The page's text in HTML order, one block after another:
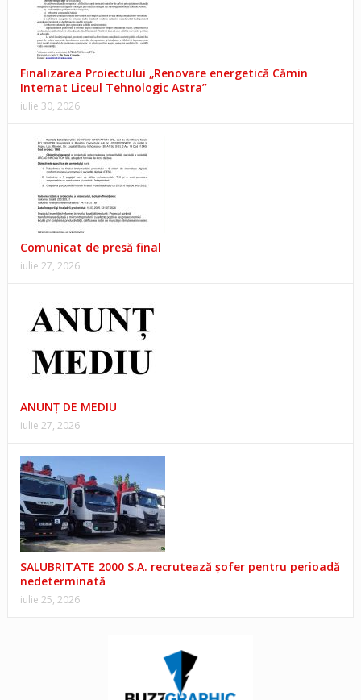
Finalizarea Proiectului „Renovare energetică Cămin
Internat Liceul Tehnologic Astra”
iulie 30, 2026
Comunicat de presă final
iulie 27, 2026
ANUNŢ DE MEDIU
iulie 27, 2026
SALUBRITATE 2000 S.A. recrutează șofer pentru perioadă
nedeterminată
iulie 25, 2026